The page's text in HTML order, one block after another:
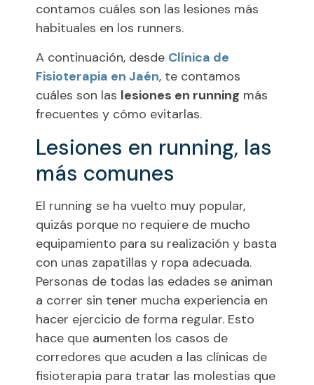
contamos cuáles son las lesiones más
habituales en los runners.
A continuación, desde Clínica de
Fisioterapia en Jaén, te contamos
cuáles son las lesiones en running más
frecuentes y cómo evitarlas.
Lesiones en running, las
más comunes
El running se ha vuelto muy popular,
quizás porque no requiere de mucho
equipamiento para su realización y basta
con unas zapatillas y ropa adecuada.
Personas de todas las edades se animan
a correr sin tener mucha experiencia en
hacer ejercicio de forma regular. Esto
hace que aumenten los casos de
corredores que acuden a las clínicas de
fisioterapia para tratar las molestias que